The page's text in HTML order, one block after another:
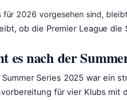
für 2026 vorgesehen sind,
ob die Premier League
es nach der
Summer Series 2025 war ein
für vier Klubs mit